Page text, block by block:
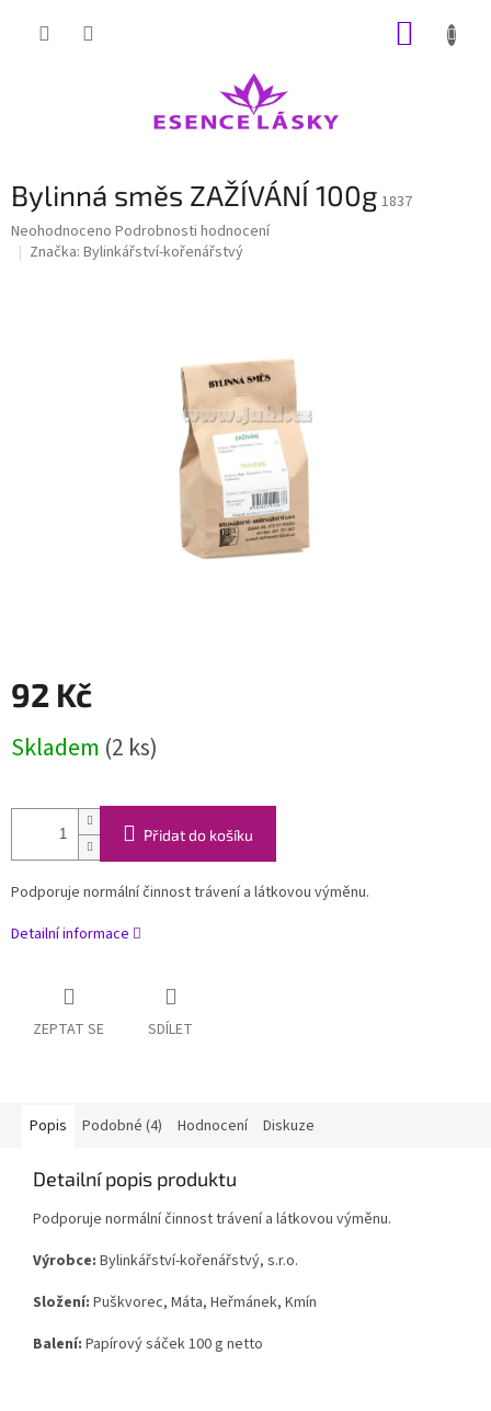
Bylinná směs ZAŽÍVÁNÍ 100g 1837
Průměrné
hodnocení
Neohodnoceno Podrobnosti hodnocení
Značka: Bylinkářství-kořenářstvý
92 Kč
cena:
Skladem (2 ks)
Přidat do košíku
Podporuje normální činnost trávení a látkovou výměnu.
Detailní informace
ZEPTAT SE SDÍLET
Popis Podobné (4) Hodnocení Diskuze
Detailní popis produktu
Podporuje normální činnost trávení a látkovou výměnu.
Výrobce: Bylinkářství-kořenářstvý, s.r.o.
Složení: Puškvorec, Máta, Heřmánek, Kmín
Balení: Papírový sáček 100 g netto